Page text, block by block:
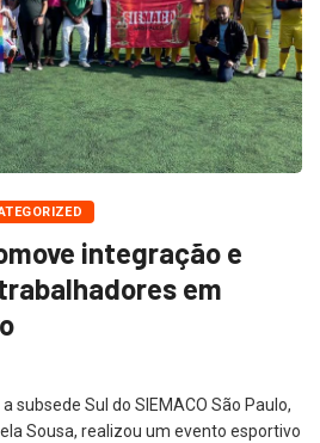
integração e
em
subsede Sul do SIEMACO São Paulo,
Sousa, realizou um evento esportivo